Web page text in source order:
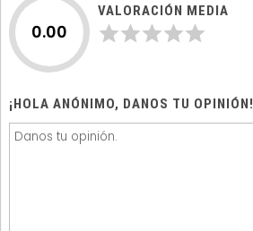
0.00
VALORACIÓN MEDIA
¡HOLA ANÓNIMO, DANOS TU OPINIÓN!